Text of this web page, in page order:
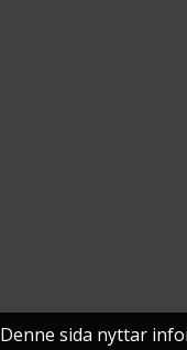
Denne sida nyttar